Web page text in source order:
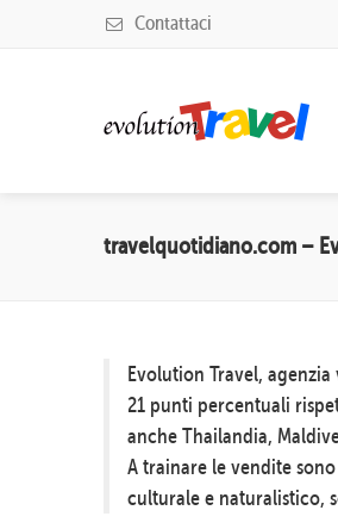
Contattaci
travelquotidiano.com –
Evolution Travel,
21 punti percentuali
anche Thailandia,
A trainare le vendite
culturale e naturalistico,